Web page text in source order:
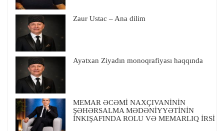
Zaur Ustac – Ana dilim
Ayətxan Ziyadın monoqrafiyası haqqında
MEMAR ƏCƏMİ NAXÇIVANİNİN
ŞƏHƏRSALMA MƏDƏNİYYƏTİNİN
İNKIŞAFINDA ROLU VƏ MEMARLIQ İRSİ